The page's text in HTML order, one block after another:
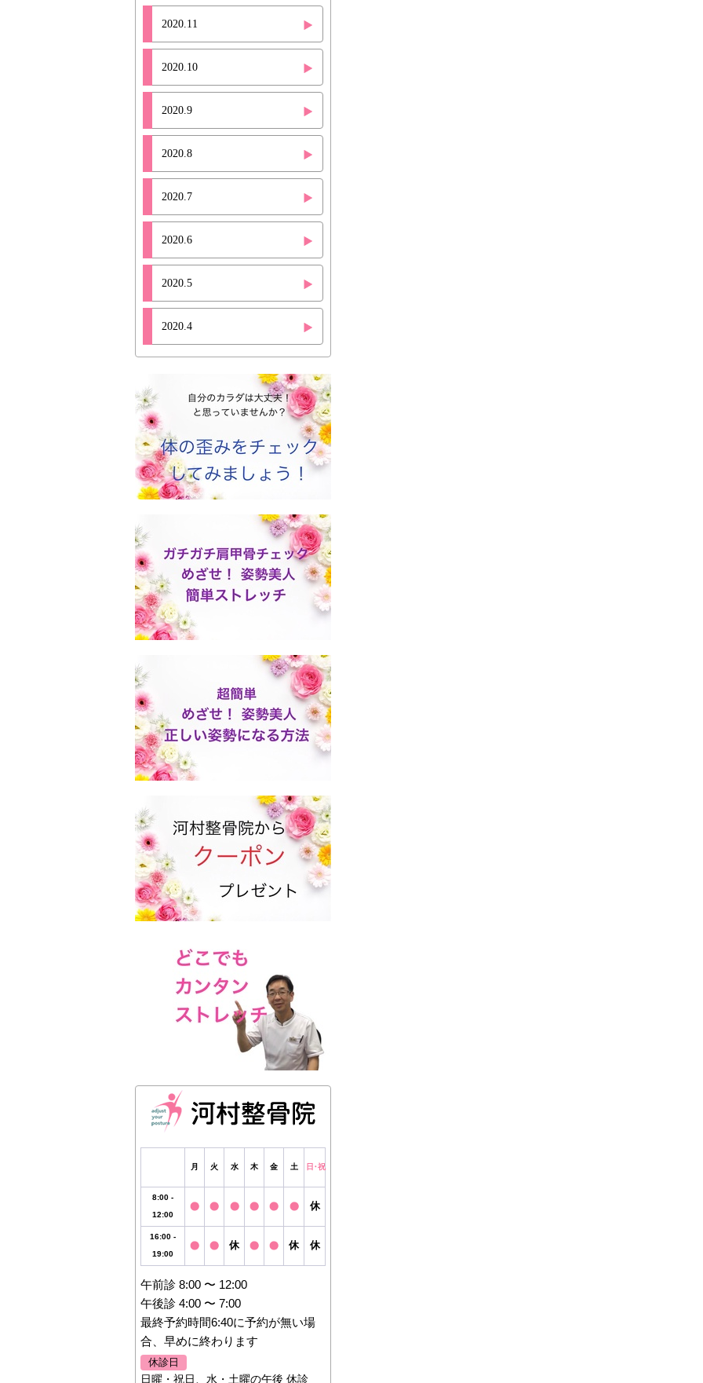
2020.11
2020.10
2020.9
2020.8
2020.7
2020.6
2020.5
2020.4
月 火 水 木 金 土 日・祝
8:00 -
12:00
休
16:00 -
19:00
休 休 休
午前診 8:00 〜 12:00
午後診 4:00 〜 7:00
最終予約時間6:40に予約が無い場
合、早めに終わります
休診日
日曜・祝日、水・土曜の午後 休診